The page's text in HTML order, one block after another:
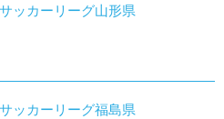
ッカーリーグ山形県
ッカーリーグ福島県